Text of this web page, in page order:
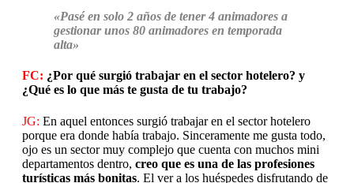
«Pasé en solo 2 años de tener 4 animadores a
gestionar unos 80 animadores en temporada
alta»
FC: ¿Por qué surgió trabajar en el sector hotelero? y
¿Qué es lo que más te gusta de tu trabajo?
JG: En aquel entonces surgió trabajar en el sector hotelero
porque era donde había trabajo. Sinceramente me gusta todo,
ojo es un sector muy complejo que cuenta con muchos mini
departamentos dentro, creo que es una de las profesiones
turísticas más bonitas. El ver a los huéspedes disfrutando de